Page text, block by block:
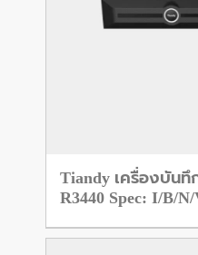
Tiandy เครื่องบัน
R3440 Spec: I/B/